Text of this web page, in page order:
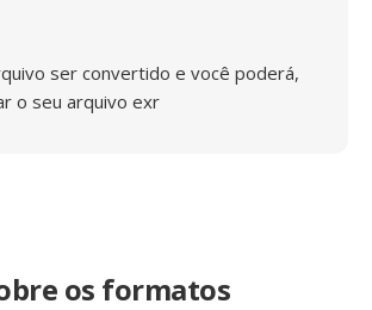
ser convertido e você poderá,
o seu arquivo exr
os formatos